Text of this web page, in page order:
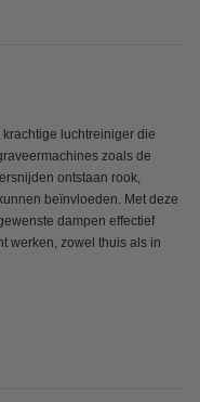
luchtreiniger die
zoals de
ontstaan rook,
beïnvloeden. Met deze
dampen effectief
werken, zowel thuis als in